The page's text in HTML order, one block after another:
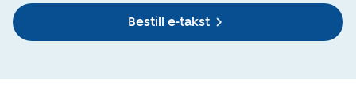
Bestill e-takst